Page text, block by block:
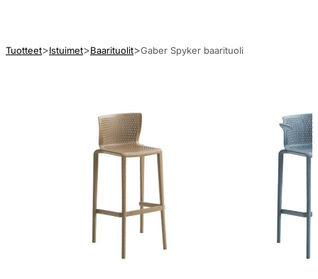
Tuotteet Istuimet Baarituolit Gaber Spyker baarituoli